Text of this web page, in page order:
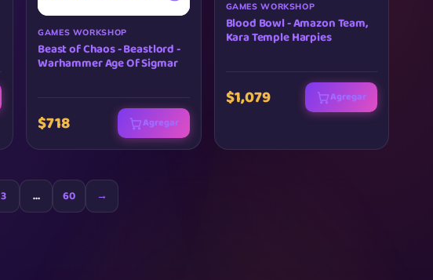
GAMES WORKSHOP
Beast of Chaos - Beastlord -
Warhammer Age Of Sigmar
$718 Agregar
GAMES WORKSHOP
Blood Bowl - Amazon Team,
Kara Temple Harpies
$1,079 Agregar
3 … 60 →